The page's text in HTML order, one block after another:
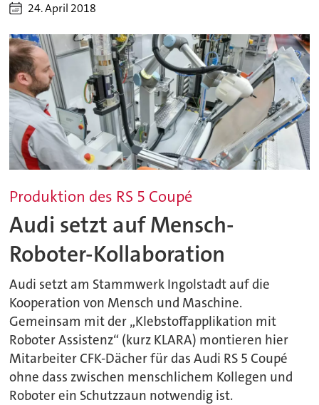
24. April 2018
Produktion des RS 5 Coupé
Audi setzt auf Mensch-
Roboter-Kollaboration
Audi setzt am Stammwerk Ingolstadt auf die
Kooperation von Mensch und Maschine.
Gemeinsam mit der „Klebstoffapplikation mit
Roboter Assistenz“ (kurz KLARA) montieren hier
Mitarbeiter CFK-Dächer für das Audi RS 5 Coupé
ohne dass zwischen menschlichem Kollegen und
Roboter ein Schutzzaun notwendig ist.